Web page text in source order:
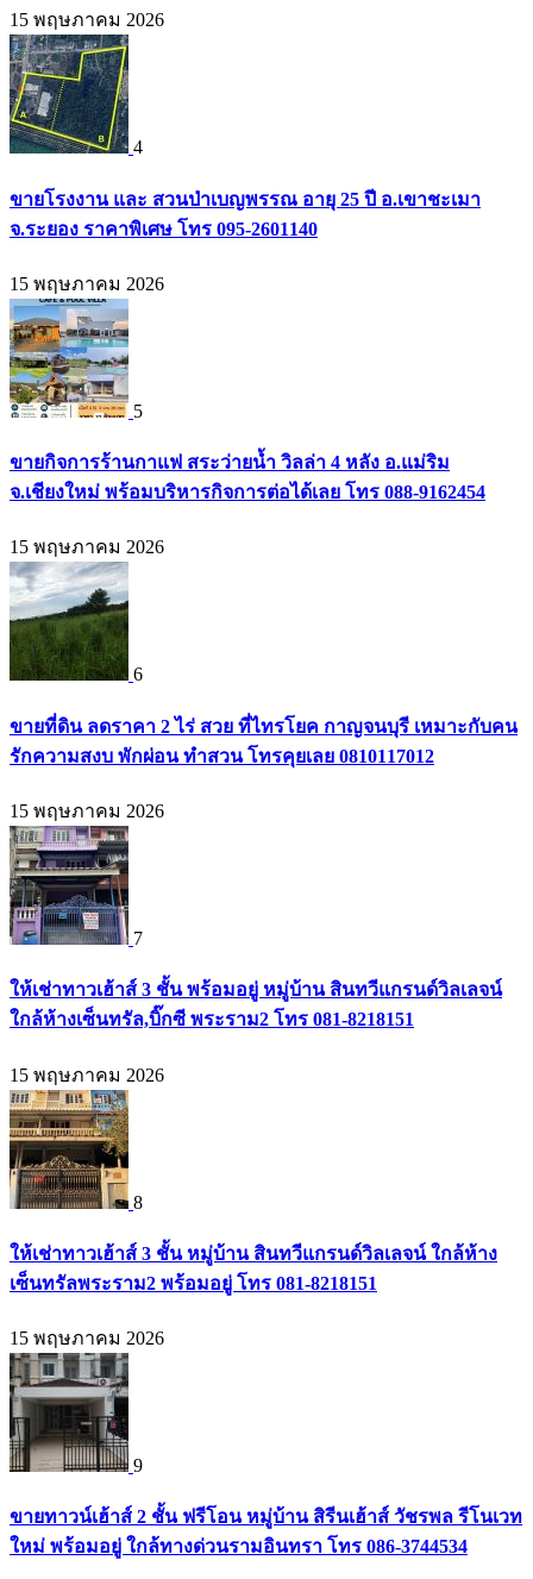
15 พฤษภาคม 2026
4
ขายโรงงาน และ สวนป่าเบญพรรณ อายุ 25 ปี อ.เขาชะเมา
จ.ระยอง ราคาพิเศษ โทร 095-2601140
15 พฤษภาคม 2026
5
ขายกิจการร้านกาแฟ สระว่ายน้ำ วิลล่า 4 หลัง อ.แม่ริม
จ.เชียงใหม่ พร้อมบริหารกิจการต่อได้เลย โทร 088-9162454
15 พฤษภาคม 2026
6
ขายที่ดิน ลดราคา 2 ไร่ สวย ที่ไทรโยค กาญจนบุรี เหมาะกับคน
รักความสงบ พักผ่อน ทำสวน โทรคุยเลย 0810117012
15 พฤษภาคม 2026
7
ให้เช่าทาวเฮ้าส์ 3 ชั้น พร้อมอยู่ หมู่บ้าน สินทวีแกรนด์วิลเลจน์
ใกล้ห้างเซ็นทรัล,บิ๊กซี พระราม2 โทร 081-8218151
15 พฤษภาคม 2026
8
ให้เช่าทาวเฮ้าส์ 3 ชั้น หมู่บ้าน สินทวีแกรนด์วิลเลจน์ ใกล้ห้าง
เซ็นทรัลพระราม2 พร้อมอยู่ โทร 081-8218151
15 พฤษภาคม 2026
9
ขายทาวน์เฮ้าส์ 2 ชั้น ฟรีโอน หมู่บ้าน สิรีนเฮ้าส์ วัชรพล รีโนเวท
ใหม่ พร้อมอยู่ ใกล้ทางด่วนรามอินทรา โทร 086-3744534